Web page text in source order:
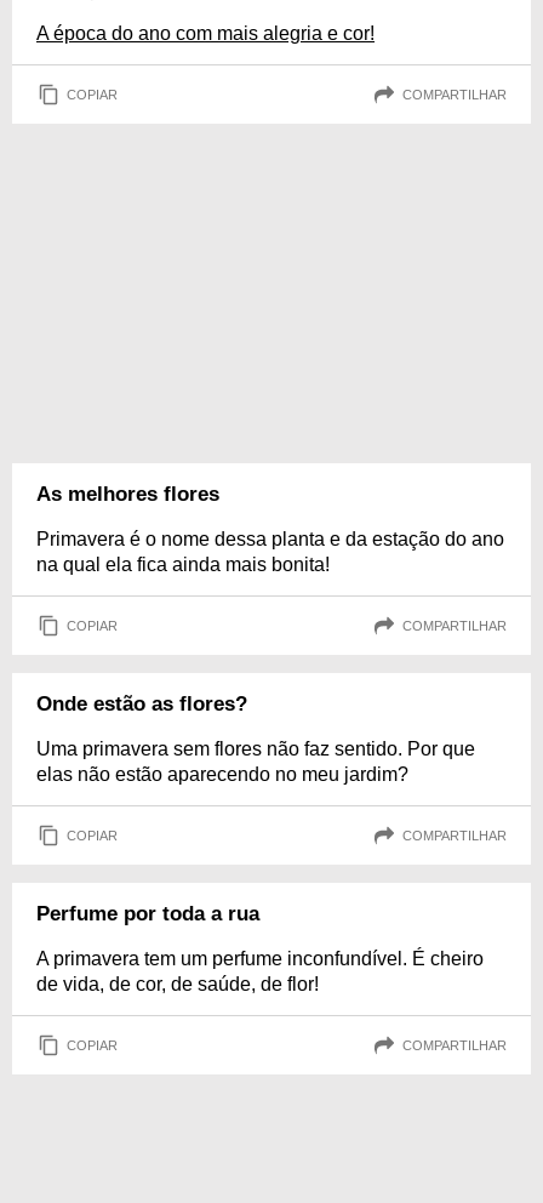
A época do ano com mais alegria e cor!
COPIAR COMPARTILHAR
As melhores flores
Primavera é o nome dessa planta e da estação do ano
na qual ela fica ainda mais bonita!
COPIAR COMPARTILHAR
Onde estão as flores?
Uma primavera sem flores não faz sentido. Por que
elas não estão aparecendo no meu jardim?
COPIAR COMPARTILHAR
Perfume por toda a rua
A primavera tem um perfume inconfundível. É cheiro
de vida, de cor, de saúde, de flor!
COPIAR COMPARTILHAR